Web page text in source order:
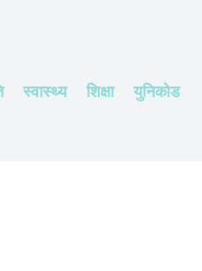
स्वास्थ्य शिक्षा युनिकोड